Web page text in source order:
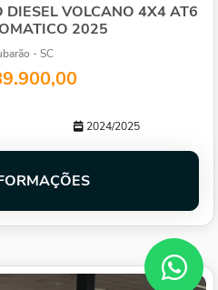
VOLCANO 4X4 AT6
2025
- SC
2024/2025